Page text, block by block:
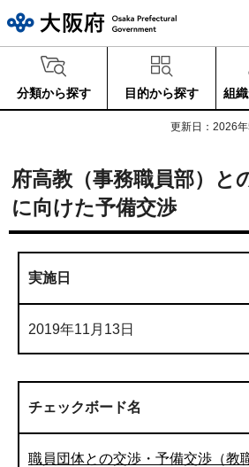
分類から探す 目的から探す 組
更新日：2026
府高教（事務職員部）と
に向けた予備交渉
実施日
2019年11月13日
チェックボード名
職員団体との交渉・予備交渉（教